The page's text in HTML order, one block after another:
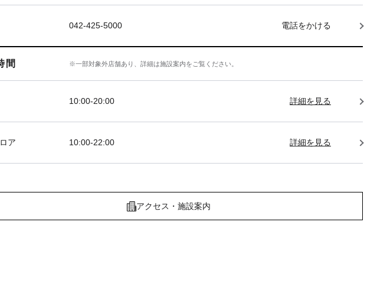
042-425-5000 電話をかける
間 ※一部対象外店舗あり、詳細は施設案内をご覧ください。
10:00-20:00 詳細を見る
ア 10:00-22:00 詳細を見る
アクセス・施設案内